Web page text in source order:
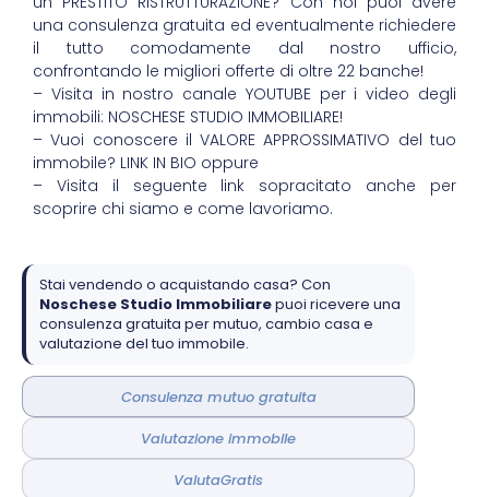
una consulenza gratuita ed eventualmente richiedere
il tutto comodamente dal nostro ufficio,
confrontando le migliori offerte di oltre 22 banche!
– Visita in nostro canale YOUTUBE per i video degli
immobili: NOSCHESE STUDIO IMMOBILIARE!
– Vuoi conoscere il VALORE APPROSSIMATIVO del tuo
immobile? LINK IN BIO oppure
– Visita il seguente link sopracitato anche per
scoprire chi siamo e come lavoriamo.
Stai vendendo o acquistando casa? Con
Noschese Studio Immobiliarepuoi ricevere una
consulenza gratuita per mutuo, cambio casa e
valutazione del tuo immobile.
Consulenza mutuo gratuita
Valutazione immobile
ValutaGratis